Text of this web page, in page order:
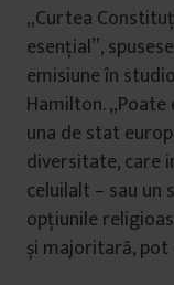
„Curtea
esențial”,
emisiune în
Hamilton.
una de stat
diversitate, care
celuilalt – sau
opțiunile
și majoritară, pot